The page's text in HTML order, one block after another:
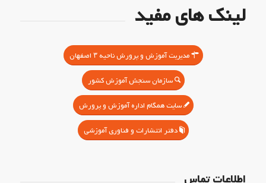
لینک های مفید
مدیریت آموزش و پرورش ناحیه ۳ اصفهان
سازمان سنجش آموزش کشور
سایت همگام اداره آموزش و پرورش
دفتر انتشارات و فناوری آموزشی
اطلاعات تماس